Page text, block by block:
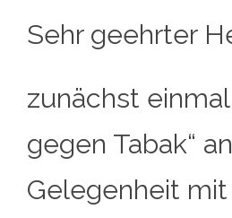
Sehr geehrter
zunächst
gegen Tabak“
Gelegenheit